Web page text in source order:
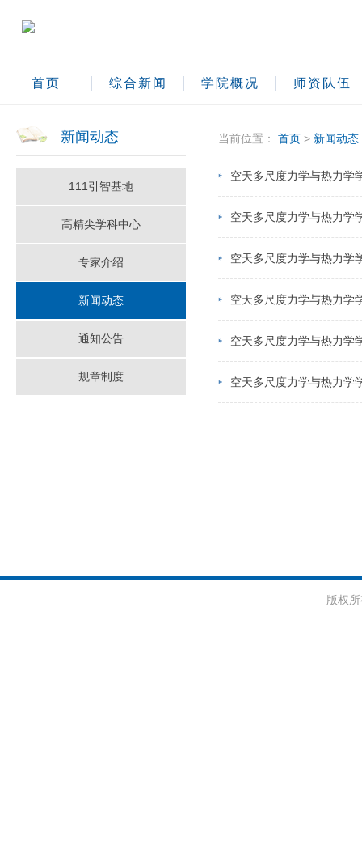
首页 综合新闻 学院概况 师资队伍
新闻动态
111引智基地
高精尖学科中心
专家介绍
新闻动态
通知公告
规章制度
当前位置： 首页 > 新闻动态
空天多尺度力学与热力学
空天多尺度力学与热力学
空天多尺度力学与热力学
空天多尺度力学与热力学
空天多尺度力学与热力学
空天多尺度力学与热力学
版权